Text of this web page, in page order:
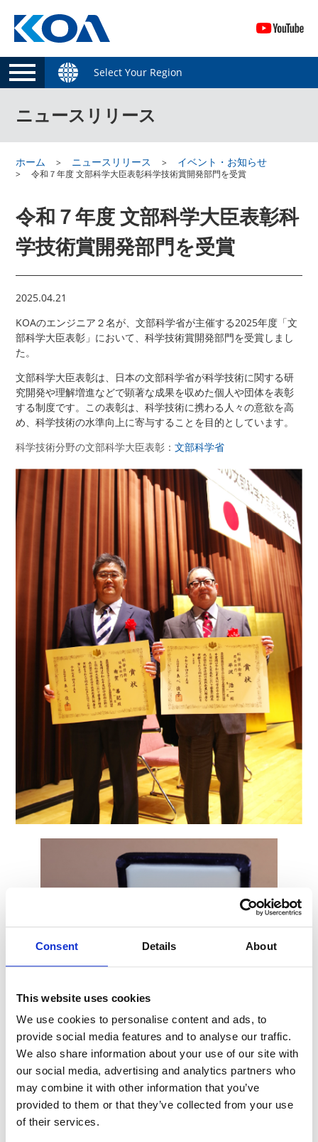
Consent Details About
This website uses cookies
We use cookies to personalise content and ads, to
provide social media features and to analyse our traffic.
We also share information about your use of our site with
our social media, advertising and analytics partners who
may combine it with other information that you’ve
provided to them or that they’ve collected from your use
of their services.
Select Your Region
ニュースリリース
ホーム ニュースリリース イベント・お知らせ
令和７年度 文部科学大臣表彰科学技術賞開発部門を受賞
令和７年度 文部科学大臣表彰科
学技術賞開発部門を受賞
2025.04.21
KOAのエンジニア２名が、文部科学省が主催する2025年度「文
部科学大臣表彰」において、科学技術賞開発部門を受賞しまし
た。
文部科学大臣表彰は、日本の文部科学省が科学技術に関する研
究開発や理解増進などで顕著な成果を収めた個人や団体を表彰
する制度です。この表彰は、科学技術に携わる人々の意欲を高
め、科学技術の水準向上に寄与することを目的としています。
科学技術分野の文部科学大臣表彰：文部科学省